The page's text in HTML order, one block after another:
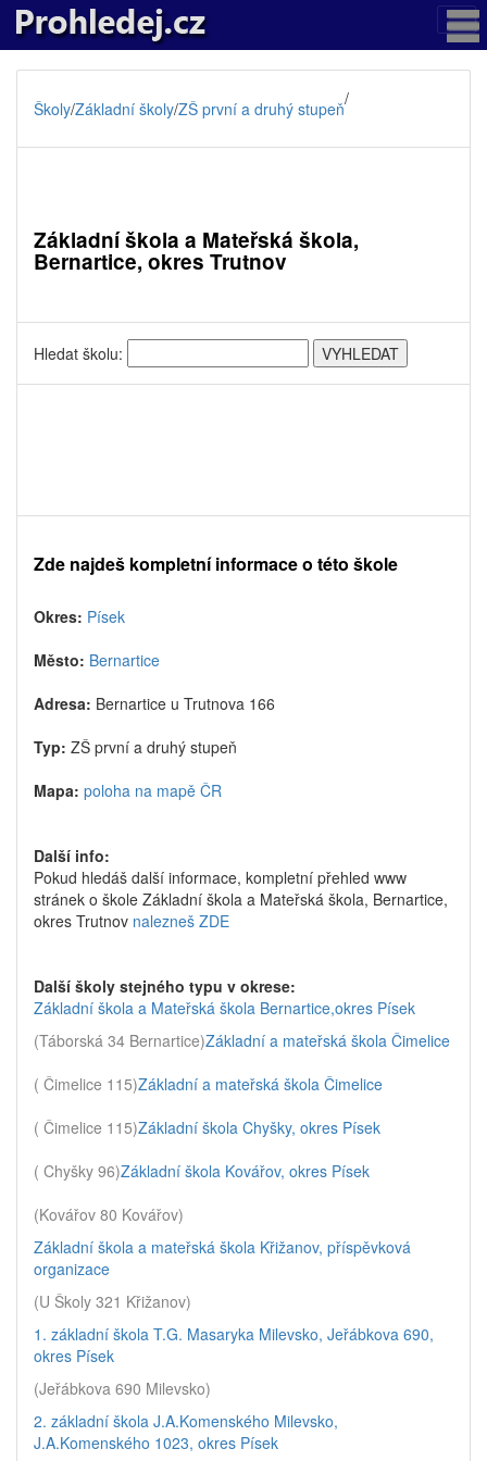
Školy/Základní školy/ZŠ první a druhý stupeň/
Základní škola a Mateřská škola,
Bernartice, okres Trutnov
Hledat školu:
Zde najdeš kompletní informace o této škole
Okres: Písek
Město: Bernartice
Adresa: Bernartice u Trutnova 166
Typ: ZŠ první a druhý stupeň
Mapa: poloha na mapě ČR
Další info:
Pokud hledáš další informace, kompletní přehled www
stránek o škole Základní škola a Mateřská škola, Bernartice,
okres Trutnov nalezneš ZDE
Další školy stejného typu v okrese:
Základní škola a Mateřská škola Bernartice,okres Písek
(Táborská 34 Bernartice)Základní a mateřská škola Čimelice
( Čimelice 115)Základní a mateřská škola Čimelice
( Čimelice 115)Základní škola Chyšky, okres Písek
( Chyšky 96)Základní škola Kovářov, okres Písek
(Kovářov 80 Kovářov)
Základní škola a mateřská škola Křižanov, příspěvková
organizace
(U Školy 321 Křižanov)
1. základní škola T.G. Masaryka Milevsko, Jeřábkova 690,
okres Písek
(Jeřábkova 690 Milevsko)
2. základní škola J.A.Komenského Milevsko,
J.A.Komenského 1023, okres Písek